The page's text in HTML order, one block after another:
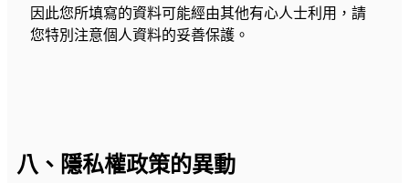
因此您所填寫的資料可能經由其他有心人士利用，請
您特別注意個人資料的妥善保護。
八、隱私權政策的異動